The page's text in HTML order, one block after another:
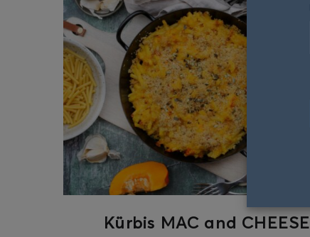
Kürbis MAC and CHEESE